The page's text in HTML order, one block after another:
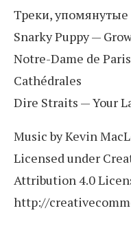
Треки, упомянутые
Snarky Puppy —
Notre-Dame de
Cathédrales
Dire Straits — Your
Music by Kevin
Licensed under
Attribution 4.0
http://